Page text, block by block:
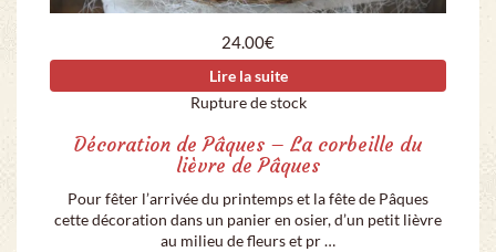
24.00€
Lire la suite
Rupture de stock
Décoration de Pâques – La corbeille du
lièvre de Pâques
Pour fêter l’arrivée du printemps et la fête de Pâques
cette décoration dans un panier en osier, d’un petit lièvre
au milieu de fleurs et pr …